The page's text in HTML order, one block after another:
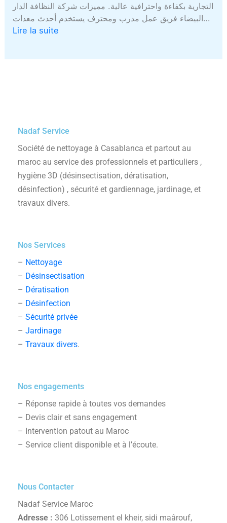
التجارية بكفاءة واحترافية عالية. مميزات شركة النظافة الدار
البيضاء فريق عمل مدرب ومحترف يستخدم أحدث معدات…
Lire la suite
Nadaf Service
Société de nettoyage à Casablanca et partout au
maroc au service des professionnels et particuliers ,
hygiène 3D (désinsectisation, dératisation,
désinfection) , sécurité et gardiennage, jardinage, et
travaux divers.
Nos Services
– Nettoyage
– Désinsectisation
– Dératisation
– Désinfection
– Sécurité privée
– Jardinage
– Travaux divers.
Nos engagements
– Réponse rapide à toutes vos demandes
– Devis clair et sans engagement
– Intervention patout au Maroc
– Service client disponible et à l’écoute.
Nous Contacter
Nadaf Service Maroc
Adresse : 306 Lotissement el kheir, sidi maârouf,